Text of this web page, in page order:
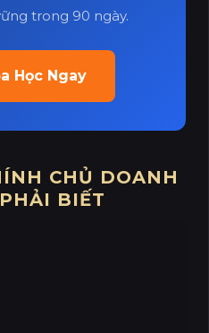
trong 90 ngày.
Học Ngay
CHỦ DOANH
BIẾT